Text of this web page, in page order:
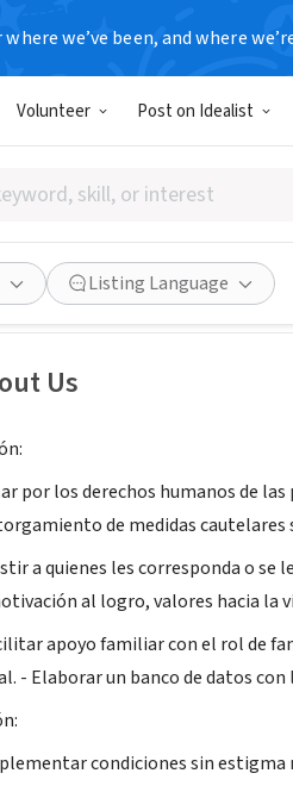
where we’ve been, and where
Volunteer Post on Idealist
Listing Language
XA, Venezuela|
Save Share
Us
por los derechos humanos de
de medidas
a quienes les corresponda o
al logro, valores hacia la
apoyo familiar con el rol de
- Elaborar un banco de datos
condiciones sin estigma